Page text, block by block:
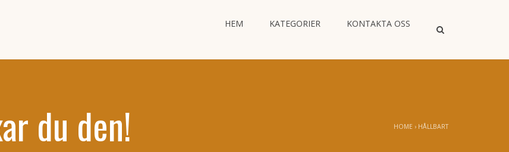
HEM KATEGORIER KONTAKTA OSS
du den! HOME › HÅLLBART